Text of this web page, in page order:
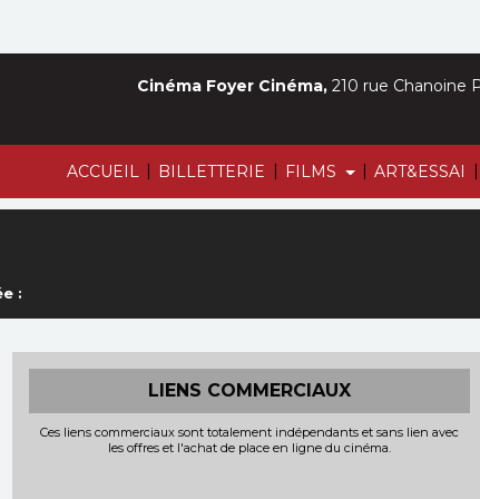
ACCUEIL | BILLETTERIE | FILMS | ART&ESSAI |
Cinéma Foyer Cinéma, 210 rue Chanoine
:
LIENS COMMERCIAUX
Ces liens commerciaux sont totalement indépendants et sans lien avec
les offres et l'achat de place en ligne du cinéma.